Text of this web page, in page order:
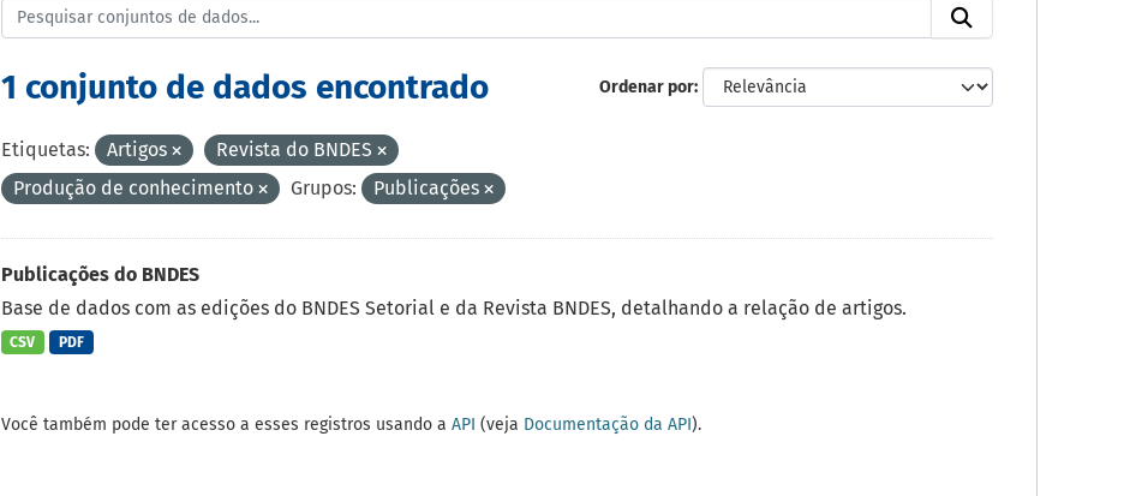
Ordenar por
1 conjunto de dados encontrado
Etiquetas: Artigos
Revista do BNDES
Produção de conhecimento
Grupos: Publicações
Publicações do BNDES
Base de dados com as edições do BNDES Setorial e da Revista BNDES, detalhando a relação de artigos.
CSV PDF
Você também pode ter acesso a esses registros usando a API (veja Documentação da API).